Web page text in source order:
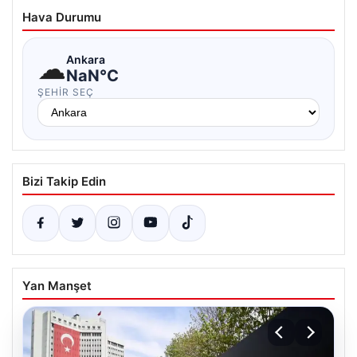
Hava Durumu
☁Ankara
NaN°C
ŞEHIR SEÇ
Bizi Takip Edin
Yan Manşet